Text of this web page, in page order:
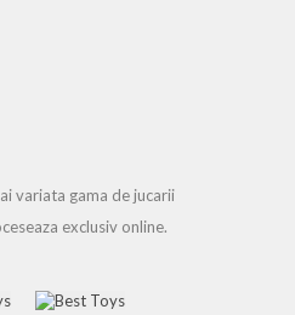
variata gama de jucarii
exclusiv online.